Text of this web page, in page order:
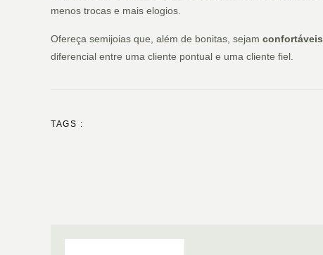
menos trocas e mais elogios.
Ofereça semijoias que, além de bonitas, sejam
diferencial entre uma cliente pontual e uma cliente fiel.
TAGS :